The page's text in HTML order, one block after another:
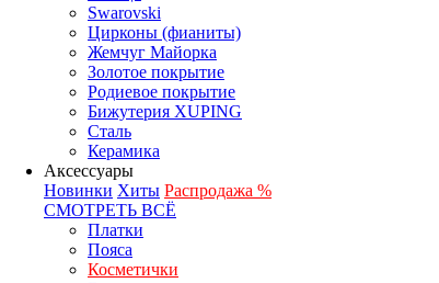
Swarovski
Цирконы (фианиты)
Жемчуг Майорка
Золотое покрытие
Родиевое покрытие
Бижутерия XUPING
Сталь
Керамика
Аксессуары
Новинки Хиты Распродажа %
СМОТРЕТЬ ВСЁ
Платки
Пояса
Косметички